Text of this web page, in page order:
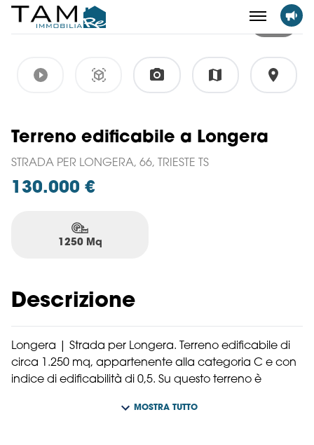
5
Terreno edificabile a Longera
STRADA PER LONGERA, 66, TRIESTE TS
130.000 €
1250 Mq
Descrizione
Longera | Strada per Longera. Terreno edificabile di
circa 1.250 mq, appartenente alla categoria C e con
indice di edificabilità di 0,5. Su questo terreno è
mq, distribuibili su due livelli, con un'altezza massima di
MOSTRA TUTTO